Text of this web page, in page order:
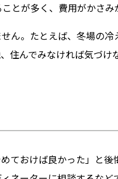
とが多く、費用がかさみ
ん。たとえば、冬場の
住んでみなければ気づ
ておけば良かった」と